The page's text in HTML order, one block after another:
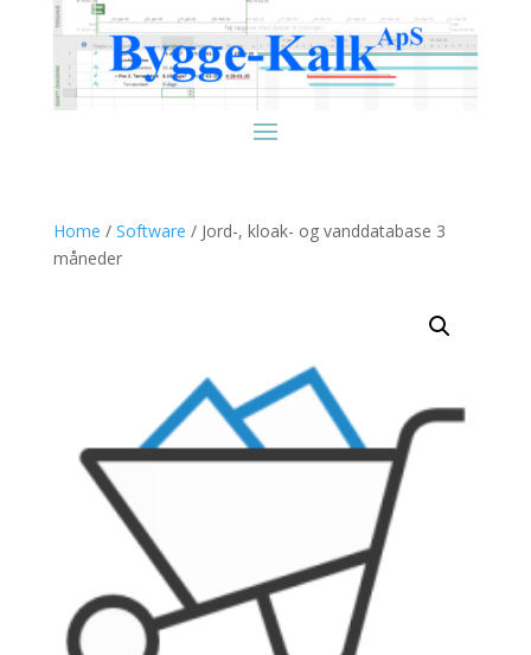
Home / Software / Jord-, kloak- og vanddatabase 3
måneder